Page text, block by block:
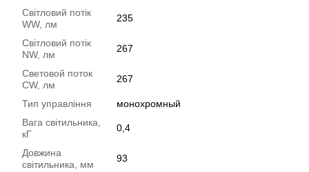
Світловий потік
WW, лм
235
Світловий потік
NW, лм
267
Световой поток
CW, лм
267
Тип управління
монохромный
Вага світильника,
кГ
0,4
Довжина
світильника, мм
93